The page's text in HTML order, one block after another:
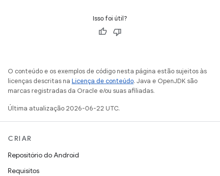
Isso foi útil?
O conteúdo e os exemplos de código nesta página estão sujeitos às
licenças descritas na Licença de conteúdo. Java e OpenJDK são
marcas registradas da Oracle e/ou suas afiliadas.
Última atualização 2026-06-22 UTC.
CRIAR
Repositório do Android
Requisitos